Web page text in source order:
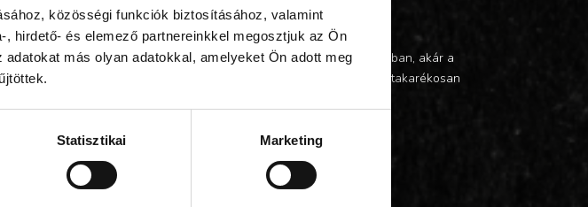
közösségi funkciók biztosításához, valamint
hirdető- és elemező partnereinkkel megosztjuk az Ön
más olyan adatokkal, amelyeket Ön adott meg
Statisztikai Marketing
a kelyhed ebben az esztétikus, összecsukható pohárban, akár a
A kehely rövidtávú tárolására is alkalmas, használaton kívül helytakarékosan